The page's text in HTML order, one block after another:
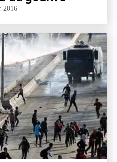
2016